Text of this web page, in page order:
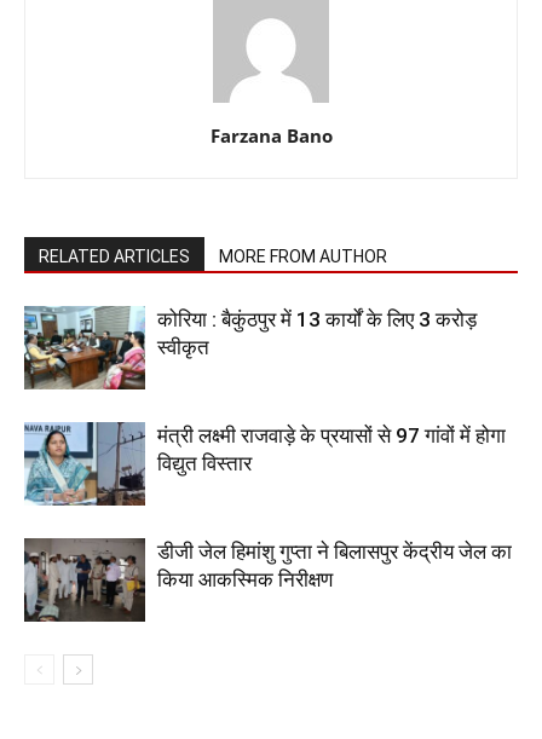
Farzana Bano
RELATED ARTICLES MORE FROM AUTHOR
कोरिया : बैकुंठपुर में 13 कार्यों के लिए 3 करोड़
स्वीकृत
मंत्री लक्ष्मी राजवाड़े के प्रयासों से 97 गांवों में होगा
विद्युत विस्तार
डीजी जेल हिमांशु गुप्ता ने बिलासपुर केंद्रीय जेल का
किया आकस्मिक निरीक्षण